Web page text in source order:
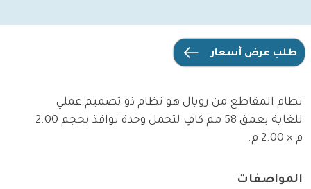
طلب عرض أسعار
نظام المقاطع من رويال هو نظام ذو تصميم عملي
للغاية بعمق 58 مم كافٍ لتحمل وحدة نوافذ بحجم 2.00
م × 2.00 م.
المواصفات